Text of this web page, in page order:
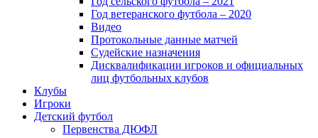
Год ветеранского футбола – 2020
Видео
Протокольные данные матчей
Судейские назначения
Дисквалификации игроков и официальных
лиц футбольных клубов
Клубы
Игроки
Детский футбол
Первенства ДЮФЛ